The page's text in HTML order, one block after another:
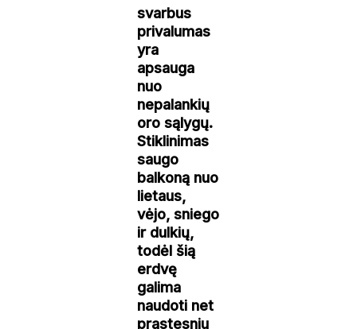
svarbus
privalumas
yra
apsauga
nuo
nepalankių
oro sąlygų.
Stiklinimas
saugo
balkoną nuo
lietaus,
vėjo, sniego
ir dulkių,
todėl šią
erdvę
galima
naudoti net
prastesniu